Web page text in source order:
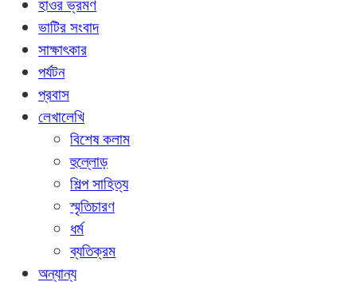
হাওর ভ্রমণ
ভাটির সংবাদ
সাক্ষাৎকার
পর্যটন
প্রবাস
লেখালেখি
বিশেষ কলাম
হুল্লোড়
শিল্প সাহিত্য
স্মৃতিচারণ
ধর্ম
ব্যতিক্রম
অন্যান্য